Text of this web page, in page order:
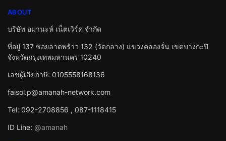
ABOUT
บริษัท อมานะห์ เน็ตเวิร์ค จำกัด
ที่อยู่ 137 ซอยลาดพร้าว 132 (วัดกลาง) แขวงคลองจั่น เขตบางกะปิ
จังหวัดกรุงเทพมหานคร 10240
เลขผู้เสียภาษี: 0105558168136
faisol.p@amanah-network.com
Tel: 092-2708856 , 087-1118415
ID Line: @amanah